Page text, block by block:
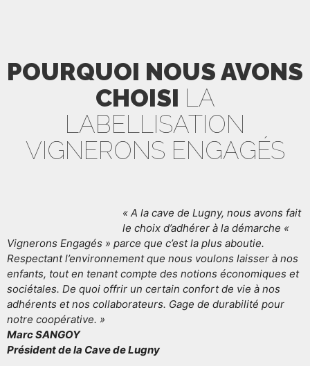
POURQUOI NOUS AVONS
CHOISI LA
LABELLISATION
VIGNERONS ENGAGÉS
« A la cave de Lugny, nous avons fait
le choix d’adhérer à la démarche «
Vignerons Engagés » parce que c’est la plus aboutie.
Respectant l’environnement que nous voulons laisser à nos
enfants, tout en tenant compte des notions économiques et
sociétales. De quoi offrir un certain confort de vie à nos
adhérents et nos collaborateurs. Gage de durabilité pour
notre coopérative. »
Marc SANGOY
Président de la Cave de Lugny